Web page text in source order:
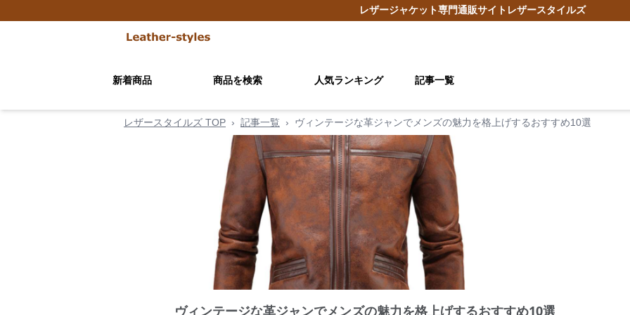
レザージャケット専門通販サイト レザースタイルズ
新着商品 商品を検索 人気ランキング 記事一覧
レザースタイルズ TOP › 記事一覧 › ヴィンテージな革ジャンでメンズの魅力を格上げするおすすめ10選
ヴィンテージな革ジャンでメンズの魅力を格上げするおすすめ10選